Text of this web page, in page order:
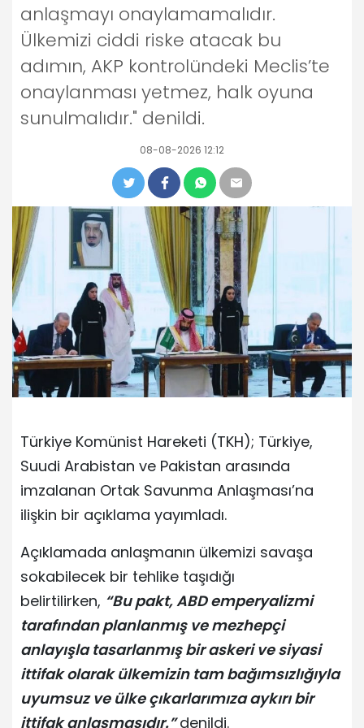
anlaşmayı onaylamamalıdır.
Ülkemizi ciddi riske atacak bu
adımın, AKP kontrolündeki Meclis’te
onaylanması yetmez, halk oyuna
sunulmalıdır." denildi.
08-08-2026 12:12
Türkiye Komünist Hareketi (TKH); Türkiye,
Suudi Arabistan ve Pakistan arasında
imzalanan Ortak Savunma Anlaşması’na
ilişkin bir açıklama yayımladı.
Açıklamada anlaşmanın ülkemizi savaşa
sokabilecek bir tehlike taşıdığı
belirtilirken, “Bu pakt, ABD emperyalizmi
tarafından planlanmış ve mezhepçi
anlayışla tasarlanmış bir askeri ve siyasi
ittifak olarak ülkemizin tam bağımsızlığıyla
uyumsuz ve ülke çıkarlarımıza aykırı bir
ittifak anlaşmasıdır.” denildi.